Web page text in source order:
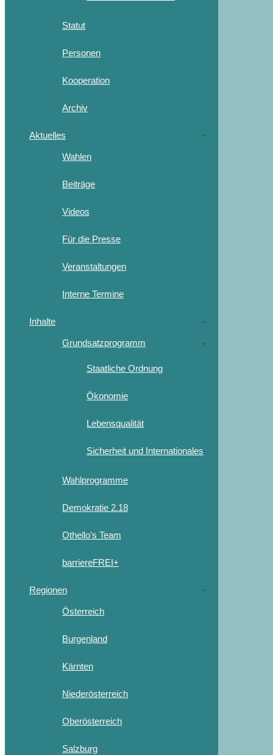
Statut
Personen
Kooperation
Archiv
Aktuelles
Wahlen
Beiträge
Videos
Für die Presse
Veranstaltungen
Interne Termine
Inhalte
Grundsatzprogramm
Staatliche Ordnung
Ökonomie
Lebensqualität
Sicherheit und Internationales
Wahlprogramme
Demokratie 2.18
Othello’s Team
barriereFREI+
Regionen
Österreich
Burgenland
Kärnten
Niederösterreich
Oberösterreich
Salzburg